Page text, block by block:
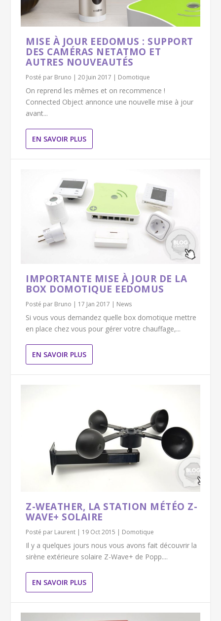
MISE À JOUR EEDOMUS : SUPPORT
DES CAMÉRAS NETATMO ET
AUTRES NOUVEAUTÉS
Posté par Bruno |20 Juin 2017 | Domotique
On reprend les mêmes et on recommence !
Connected Object annonce une nouvelle mise à jour
avant...
EN SAVOIR PLUS
IMPORTANTE MISE À JOUR DE LA
BOX DOMOTIQUE EEDOMUS
Posté par Bruno | 17 Jan 2017 | News
Si vous vous demandez quelle box domotique mettre
en place chez vous pour gérer votre chauffage,...
EN SAVOIR PLUS
Z-WEATHER, LA STATION MÉTÉO Z-
WAVE+ SOLAIRE
Posté par Laurent | 19 Oct 2015 | Domotique
Il y a quelques jours nous vous avons fait découvrir la
sirène extérieure solaire Z-Wave+ de Popp....
EN SAVOIR PLUS